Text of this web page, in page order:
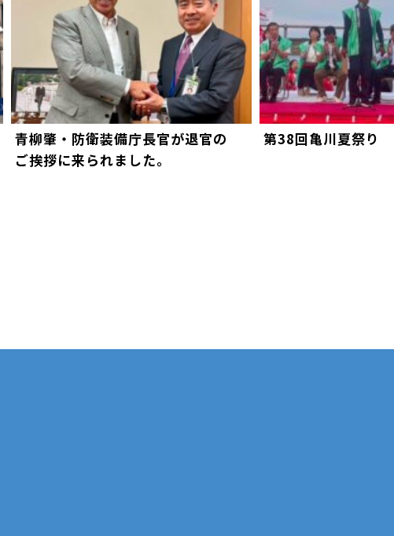
青柳肇・防衛装備庁長官が退官の
ご挨拶に来られました。
第38回亀川夏祭り